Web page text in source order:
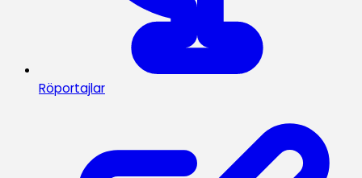
Röportajlar